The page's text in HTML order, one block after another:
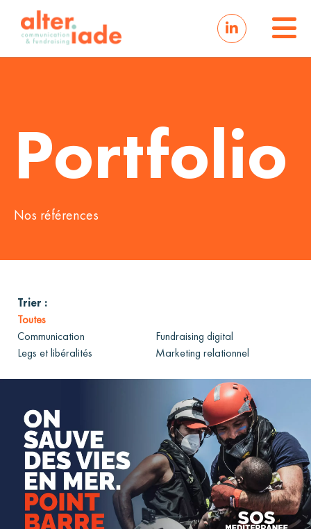
Portfolio
Nos références
Trier :
Toutes
Communication
Fundraising digital
Legs et libéralités
Marketing relationnel